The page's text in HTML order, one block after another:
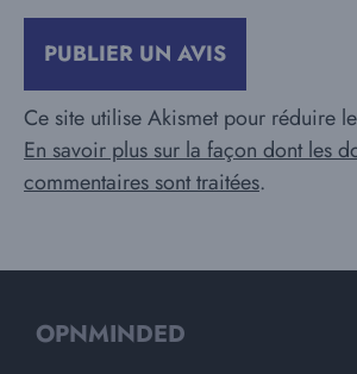
Ce site utilise Akismet pour réduire
En savoir plus sur la façon dont les
commentaires sont traitées.
OPNMINDED